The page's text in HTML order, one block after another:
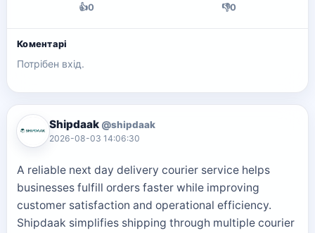
👍0 👎0
Коментарі
Потрібен вхід.
Shipdaak @shipdaak
2026-08-03 14:06:30
A reliable next day delivery courier service helps
businesses fulfill orders faster while improving
customer satisfaction and operational efficiency.
Shipdaak simplifies shipping through multiple courier